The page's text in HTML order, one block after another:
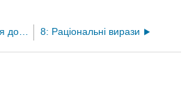
7.10: Доповнення до вправ 8: Раціональні вирази